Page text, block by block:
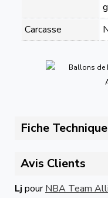
Carcasse
Fiche Technique
Avis Clients
Lj pourNBA Team